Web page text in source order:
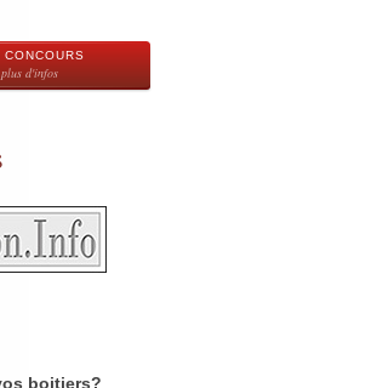
d'infos
boitiers?